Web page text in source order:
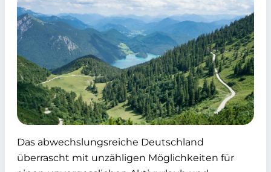
Das abwechslungsreiche Deutschland
überrascht mit unzähligen Möglichkeiten für